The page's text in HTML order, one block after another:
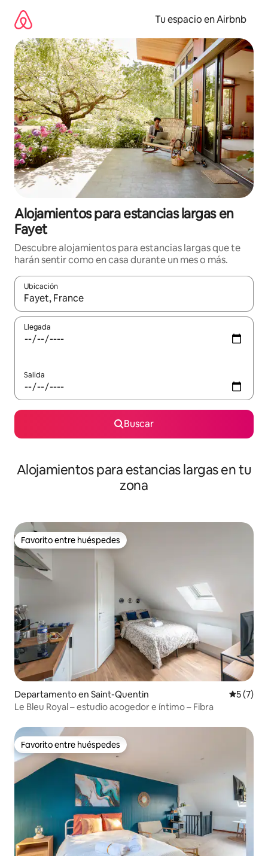
contenido
Tu espacio en Airbnb
Alojamientos para estancias largas en
Fayet
Descubre alojamientos para estancias largas que te
harán sentir como en casa durante un mes o más.
Ubicación
Cuando los resultados estén disponibles, podrás navegar
Llegada
Salida
Buscar
Alojamientos para estancias largas en tu
zona
Favorito entre huéspedes
Favorito entre huéspedes
Departamento en Saint-Quentin
5 (7)
Le Bleu Royal – estudio acogedor e íntimo – Fibra
Favorito entre huéspedes
Favorito entre huéspedes